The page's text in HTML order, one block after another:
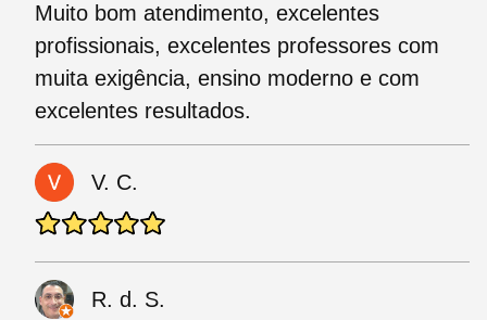
Muito bom atendimento, excelentes
profissionais, excelentes professores com
muita exigência, ensino moderno e com
excelentes resultados.
V. C.
R. d. S.